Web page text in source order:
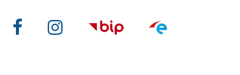
Nasze media
FacebookInstagram